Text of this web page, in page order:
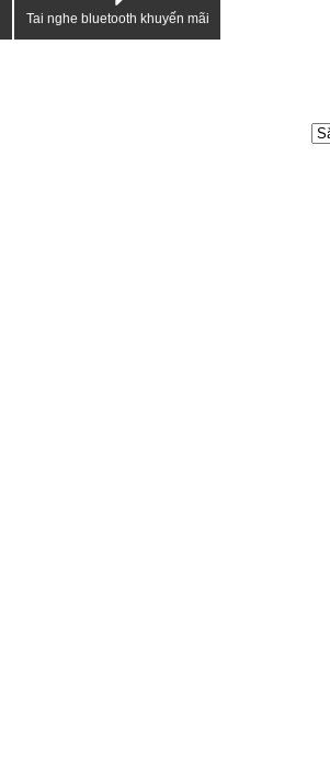
Tai nghe bluetooth khuyến mãi